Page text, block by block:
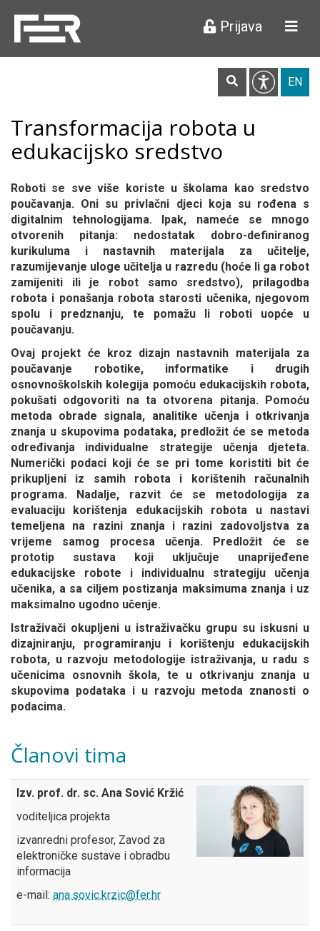
Prijava
EN

Transformacija robota u
edukacijsko sredstvo
Roboti se sve više koriste u školama kao sredstvo
poučavanja. Oni su privlačni djeci koja su rođena s
digitalnim tehnologijama. Ipak, nameće se mnogo
otvorenih pitanja: nedostatak dobro-definiranog
kurikuluma i nastavnih materijala za učitelje,
razumijevanje uloge učitelja u razredu (hoće li ga robot
zamijeniti ili je robot samo sredstvo), prilagodba
robota i ponašanja robota starosti učenika, njegovom
spolu i predznanju, te pomažu li roboti uopće u
poučavanju.
Ovaj projekt će kroz dizajn nastavnih materijala za
poučavanje robotike, informatike i drugih
osnovnoškolskih kolegija pomoću edukacijskih robota,
pokušati odgovoriti na ta otvorena pitanja. Pomoću
metoda obrade signala, analitike učenja i otkrivanja
znanja u skupovima podataka, predložit će se metoda
određivanja individualne strategije učenja djeteta.
Numerički podaci koji će se pri tome koristiti bit će
prikupljeni iz samih robota i korištenih računalnih
programa. Nadalje, razvit će se metodologija za
evaluaciju korištenja edukacijskih robota u nastavi
temeljena na razini znanja i razini zadovoljstva za
vrijeme samog procesa učenja. Predložit će se
prototip sustava koji uključuje unaprijeđene
edukacijske robote i individualnu strategiju učenja
učenika, a sa ciljem postizanja maksimuma znanja i uz
maksimalno ugodno učenje.
Istraživači okupljeni u istraživačku grupu su iskusni u
dizajniranju, programiranju i korištenju edukacijskih
robota, u razvoju metodologije istraživanja, u radu s
učenicima osnovnih škola, te u otkrivanju znanja u
skupovima podataka i u razvoju metoda znanosti o
podacima.
Članovi tima
Izv. prof. dr. sc. Ana Sović Kržić
voditeljica projekta
izvanredni profesor, Zavod za
elektroničke sustave i obradbu
informacija
e-mail: ana.sovic.krzic@fer.hr